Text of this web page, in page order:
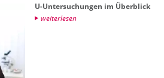
U-Un­ter­su­chun­gen im Über­blick
wei­ter­le­sen